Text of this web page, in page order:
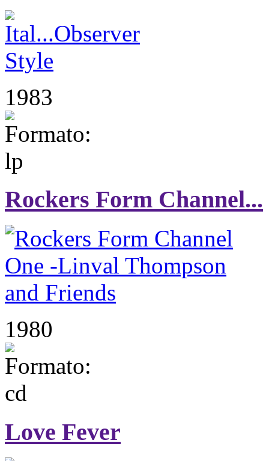
1983
Rockers Form Channel...
1980
Love Fever